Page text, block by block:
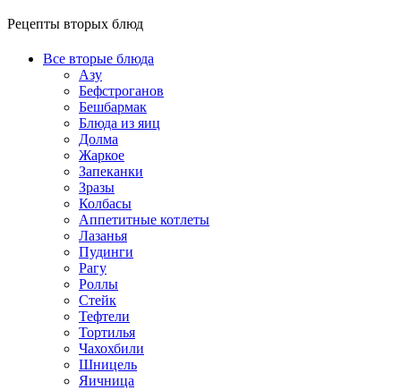
Рецепты вторых блюд
Все вторые блюда
Азу
Бефстроганов
Бешбармак
Блюда из яиц
Долма
Жаркое
Запеканки
Зразы
Колбасы
Аппетитные котлеты
Лазанья
Пудинги
Рагу
Роллы
Стейк
Тефтели
Тортилья
Чахохбили
Шницель
Яичница